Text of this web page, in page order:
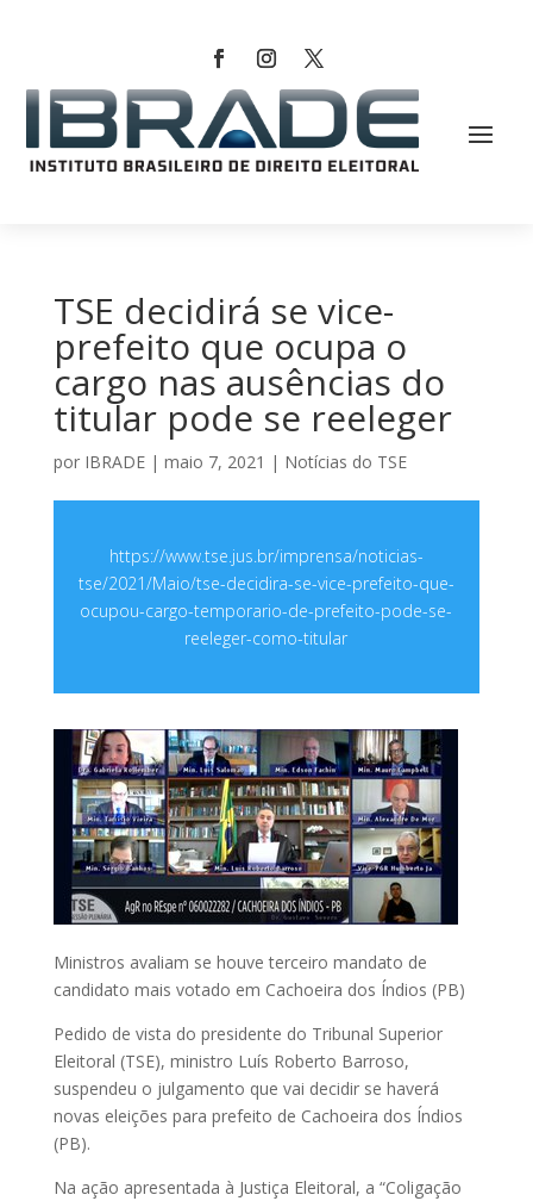
TSE decidirá se vice-
prefeito que ocupa o
cargo nas ausências do
titular pode se reeleger
por IBRADE| maio 7, 2021 | Notícias do TSE
https://www.tse.jus.br/imprensa/noticias-
tse/2021/Maio/tse-decidira-se-vice-prefeito-que-
ocupou-cargo-temporario-de-prefeito-pode-se-
reeleger-como-titular
Ministros avaliam se houve terceiro mandato de
candidato mais votado em Cachoeira dos Índios (PB)
Pedido de vista do presidente do Tribunal Superior
Eleitoral (TSE), ministro Luís Roberto Barroso,
suspendeu o julgamento que vai decidir se haverá
novas eleições para prefeito de Cachoeira dos Índios
(PB).
Na ação apresentada à Justiça Eleitoral, a “Coligação